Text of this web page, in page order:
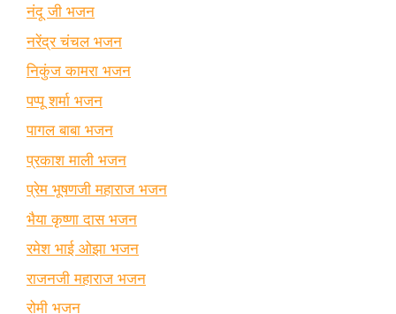
नंदू जी भजन
नरेंद्र चंचल भजन
निकुंज कामरा भजन
पप्पू शर्मा भजन
पागल बाबा भजन
प्रकाश माली भजन
प्रेम भूषणजी महाराज भजन
भैया कृष्णा दास भजन
रमेश भाई ओझा भजन
राजनजी महाराज भजन
रोमी भजन